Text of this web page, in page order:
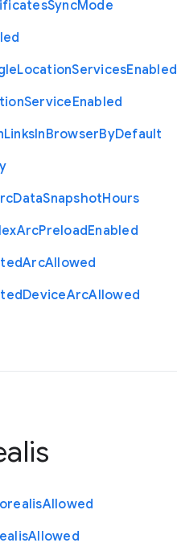
SyncMode
LocationServicesEnabled
ServiceEnabled
LinksInBrowserByDefault
DataSnapshotHours
ArcPreloadEnabled
ArcAllowed
DeviceArcAllowed
Allowed
Allowed